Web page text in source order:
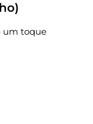
um toque